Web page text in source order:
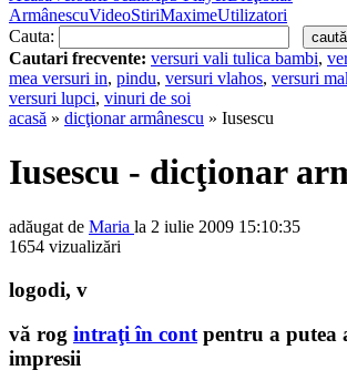
ArmânescuVideoStiriMaximeUtilizatori
Cauta:
Cautari frecvente: versuri vali tulica bambi,
mea versuri in, pindu, versuri vlahos, versuri
versuri lupci, vinuri de soi
acasă » dicţionar armânescu » Iusescu
Iusescu - dicţionar
adăugat de Maria la 2 iulie 2009 15:10:35
1654 vizualizări
logodi, v
vă rog intraţi în contpentru a putea
impresii